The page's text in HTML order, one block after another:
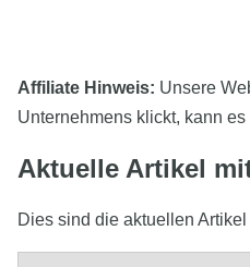
Affiliate Hinweis: Unsere
Unternehmens klickt, kann
Aktuelle Artikel
Dies sind die aktuellen